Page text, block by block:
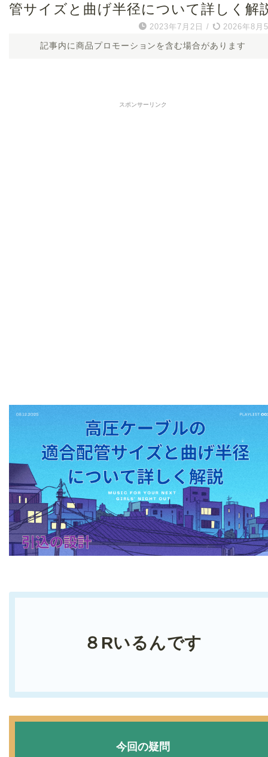
管サイズと曲げ半径について詳しく解
2023年7月2日 / 2026年8月
記事内に商品プロモーションを含む場合があります
スポンサーリンク
８Rいるんです
今回の疑問